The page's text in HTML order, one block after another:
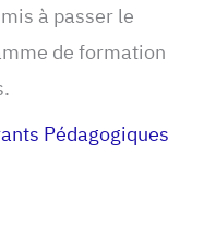
à passer le
de formation
Pédagogiques